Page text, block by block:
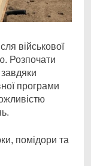
військової
Розпочати
програми
помідори та